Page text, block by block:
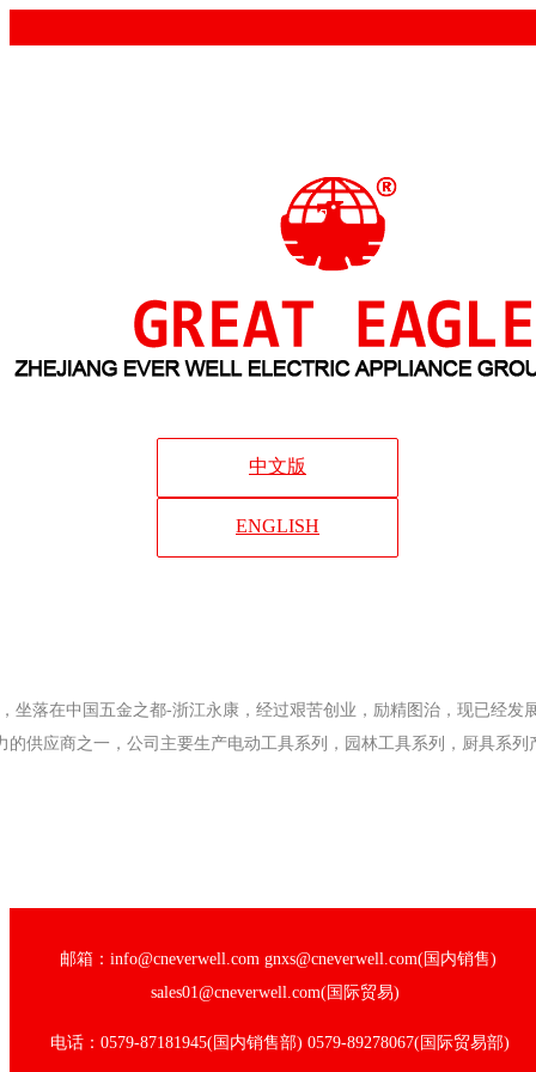
中文版
ENGLISH
坐落在中国五金之都-浙江永康，经过艰苦创业，励精图治，现已经发
的供应商之一，公司主要生产电动工具系列，园林工具系列，厨具系列
邮箱：info@cneverwell.com gnxs@cneverwell.com(国内销售)
sales01@cneverwell.com(国际贸易)
电话：0579-87181945(国内销售部) 0579-89278067(国际贸易部)